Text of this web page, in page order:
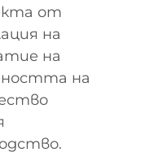
от
на
на
на